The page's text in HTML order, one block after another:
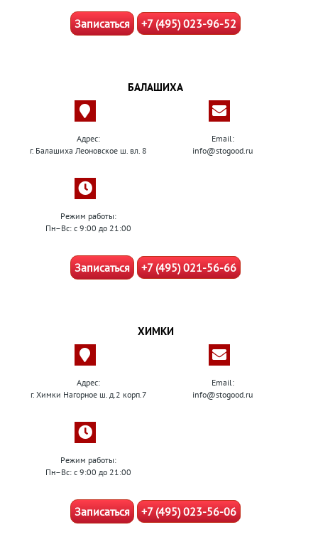
Записаться +7 (495) 023-96-52
БАЛАШИХА
Адрес:
г. Балашиха Леоновское ш. вл. 8
Email:
info@stogood.ru
Режим работы:
Пн–Вс: с 9:00 до 21:00
Записаться +7 (495) 021-56-66
ХИМКИ
Адрес:
г. Химки Нагорное ш. д.2 корп.7
Email:
info@stogood.ru
Режим работы:
Пн–Вс: с 9:00 до 21:00
Записаться +7 (495) 023-56-06